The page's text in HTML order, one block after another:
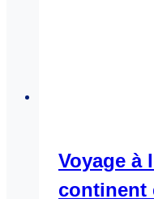
Voyage à
continent